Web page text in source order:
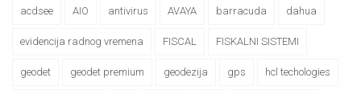
acdsee AIO antivirus AVAYA barracuda dahua
evidencija radnog vremena FISCAL FISKALNI SISTEMI
geodet geodet premium geodezija gps hcl techologies